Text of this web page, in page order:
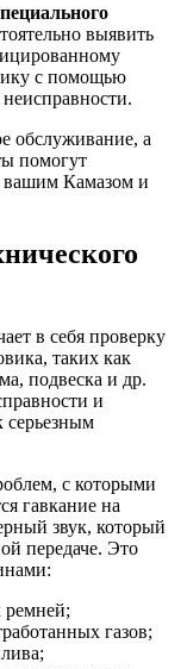
выявить
с помощью
обслуживание, а
помогут
вашим Камазом и
в себя проверку
таких как
подвеска и др.
и
серьезным
с которыми
гавкание на
звук, который
передаче. Это
ремней;
газов;